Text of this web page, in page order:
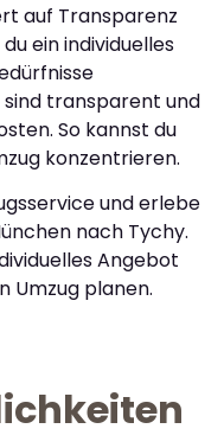
auf Transparenz
ein individuelles
sind transparent und
So kannst du
konzentrieren.
und erlebe
nach Tychy.
Angebot
Umzug planen.